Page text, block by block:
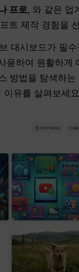
프로, 와 같은 업
트 제작 경험을
대시보드가 필수
용하여 원활하게
방법을 탐색하는
유를 살펴보세